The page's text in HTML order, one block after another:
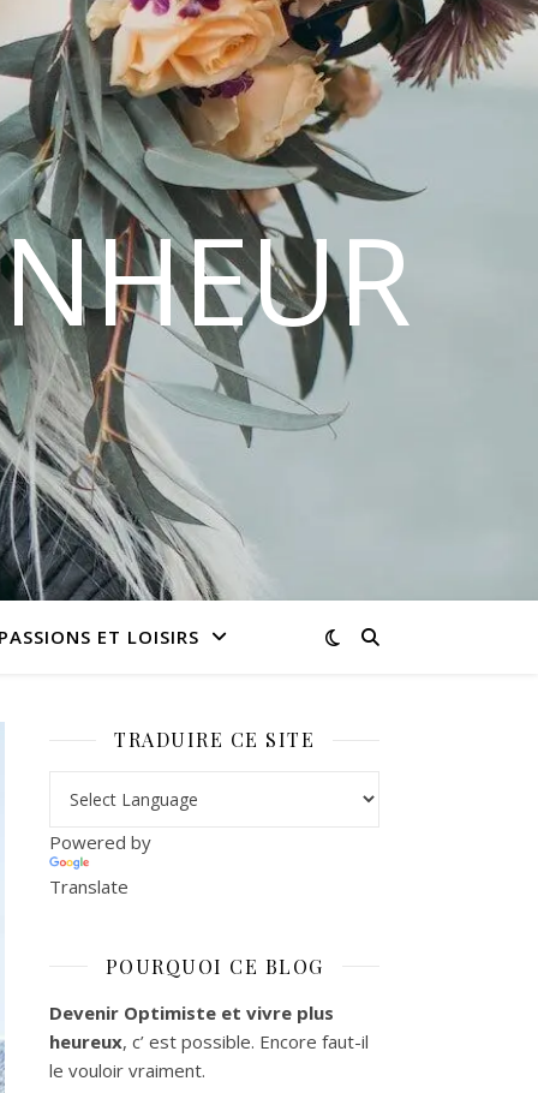
PASSIONS ET LOISIRS
TRADUIRE CE SITE
Powered by
Translate
POURQUOI CE BLOG
Devenir Optimiste et vivre plus
heureux, c’ est possible. Encore faut-il
le vouloir vraiment.